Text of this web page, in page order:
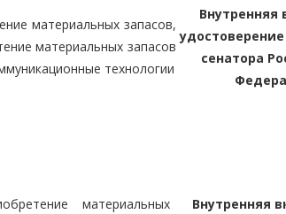
материальных запасов,
материальных запасов
технологии
Внутренняя
сенатора
материальных
Внутренняя